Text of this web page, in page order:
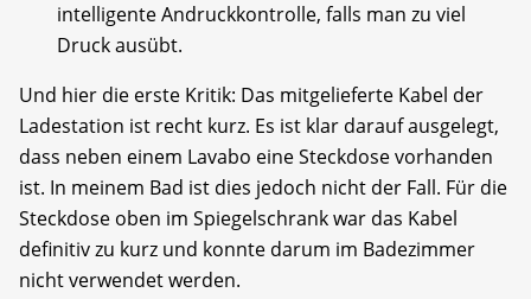
intelligente Andruckkontrolle, falls man zu viel
Druck ausübt.
Und hier die erste Kritik: Das mitgelieferte Kabel der
Ladestation ist recht kurz. Es ist klar darauf ausgelegt,
dass neben einem Lavabo eine Steckdose vorhanden
ist. In meinem Bad ist dies jedoch nicht der Fall. Für die
Steckdose oben im Spiegelschrank war das Kabel
definitiv zu kurz und konnte darum im Badezimmer
nicht verwendet werden.